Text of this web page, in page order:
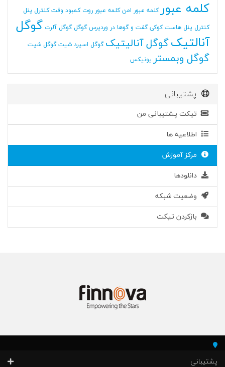
کلمه عبور کلمه عبور امن کلمه عبور روت کمبود وقت کنترل پنل
کنترل پنل هاست کوکی گفت و گوها در وردپرس گوگل گوگل آلرت گوگل
آنالتیکگوگل آنالیتیک گوگل اسپرد شیت گوگل شیت
گوگل وبمستر یونیکس
پشتیبانی
تیکت پشتیبانی من
اطلاعیه ها
مرکز آموزش
دانلودها
وضعیت شبکه
بازکردن تیکت
پشتیبانی